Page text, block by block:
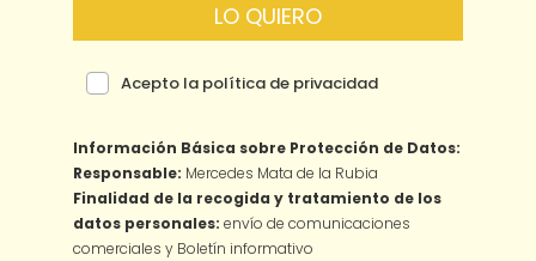
LO QUIERO
Acepto la política de privacidad
Información Básica sobre Protección de Datos:
Responsable: Mercedes Mata de la Rubia
Finalidad de la recogida y tratamiento de los
datos personales: envío de comunicaciones
comerciales y Boletín informativo